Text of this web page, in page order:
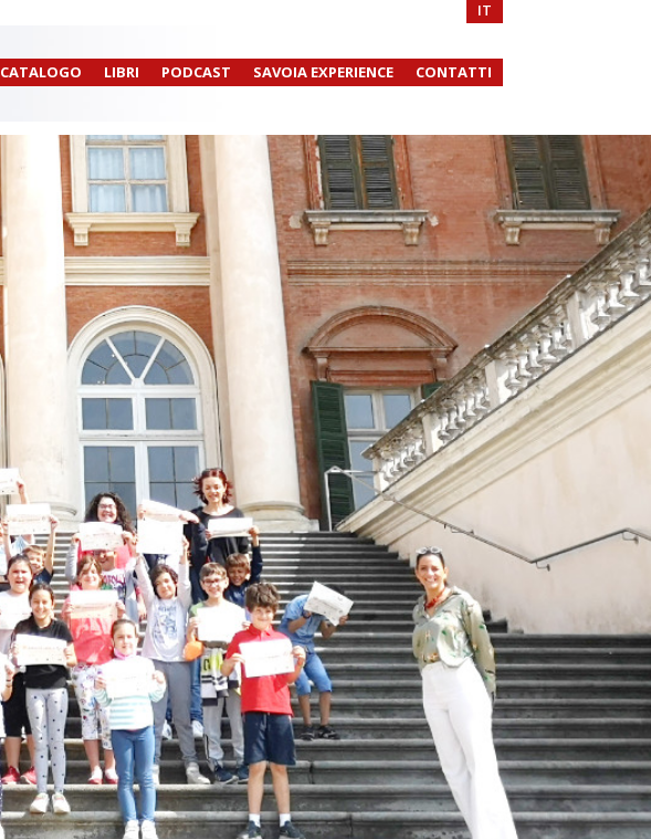
IT
CATALOGO LIBRI PODCAST SAVOIA EXPERIENCE CONTATTI